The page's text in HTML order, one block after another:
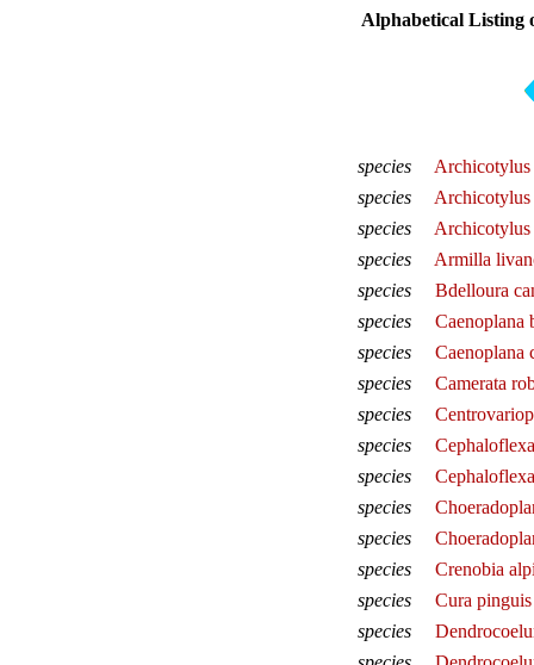
Alphabetical Listing
species
Archicotylus
species
Archicotylus
species
Archicotylus
species
Armilla
species
Bdelloura
species
Caenoplana
species
Caenoplana
species
Camerata
species
species
species
species
species
species
Crenobia
species
Cura pinguis
species